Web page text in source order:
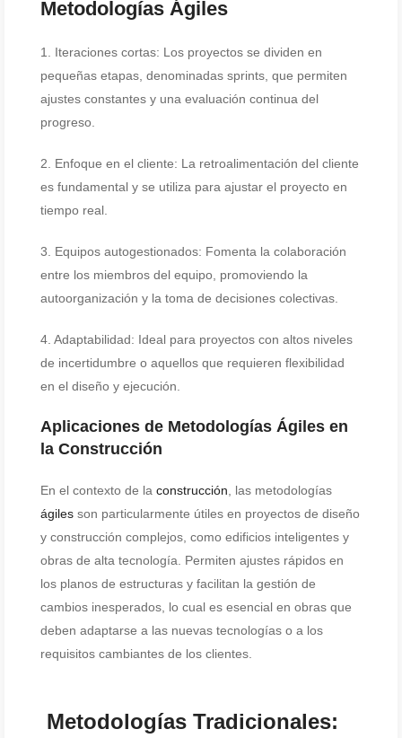
Metodologías Ágiles
1. Iteraciones cortas: Los proyectos se dividen en
pequeñas etapas, denominadas sprints, que permiten
ajustes constantes y una evaluación continua del
progreso.
2. Enfoque en el cliente: La retroalimentación del cliente
es fundamental y se utiliza para ajustar el proyecto en
tiempo real.
3. Equipos autogestionados: Fomenta la colaboración
entre los miembros del equipo, promoviendo la
autoorganización y la toma de decisiones colectivas.
4. Adaptabilidad: Ideal para proyectos con altos niveles
de incertidumbre o aquellos que requieren flexibilidad
en el diseño y ejecución.
Aplicaciones de Metodologías Ágiles en
la Construcción
En el contexto de la construcción , las metodologías
ágiles son particularmente útiles en proyectos de diseño
y construcción complejos, como edificios inteligentes y
obras de alta tecnología. Permiten ajustes rápidos en
los planos de estructuras y facilitan la gestión de
cambios inesperados, lo cual es esencial en obras que
deben adaptarse a las nuevas tecnologías o a los
requisitos cambiantes de los clientes.
Metodologías Tradicionales: